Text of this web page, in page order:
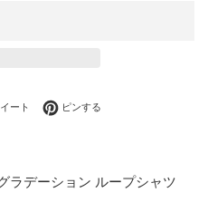
でシェアする
ート Twitterに投稿する
ピンする
ラデーション ループシャツ